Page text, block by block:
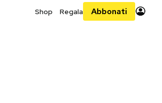
Shop Regala Abbonati